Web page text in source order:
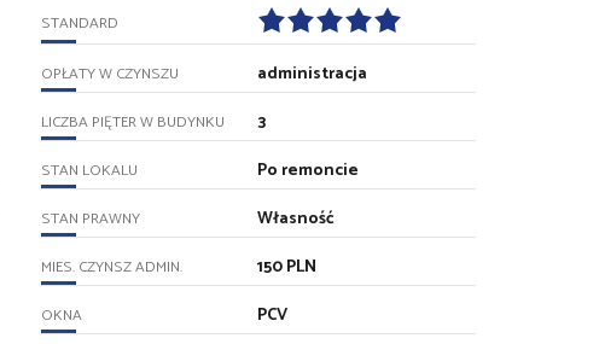
STANDARD
OPŁATY W CZYNSZU administracja
LICZBA PIĘTER W BUDYNKU 3
STAN LOKALU Po remoncie
STAN PRAWNY Własność
MIES. CZYNSZ ADMIN. 150 PLN
OKNA PCV